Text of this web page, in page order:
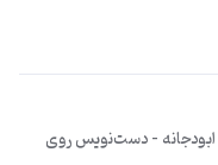
ابودجانه – دست‌نویس روی